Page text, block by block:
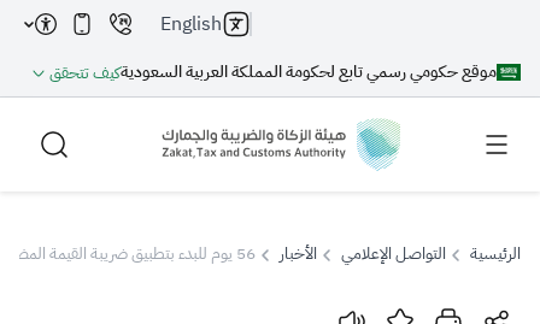
موقع حكومي رسمي تابع لحكومة المملكة العربية السعوديةكيف تتحقق
English
بحث
الرئيسية التواصل الإعلامي الأخبار 56 يوم للبدء بتطبيق ضريبة القيمة المضافة